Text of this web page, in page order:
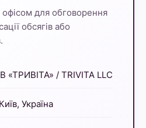
для обговорення
обсягів або
«ТРИВІТА» / TRIVITA LLC
Україна